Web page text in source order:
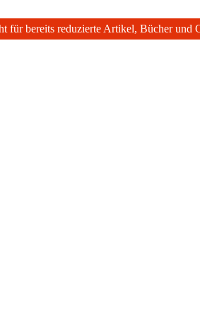
für bereits reduzierte Artikel, Bücher und